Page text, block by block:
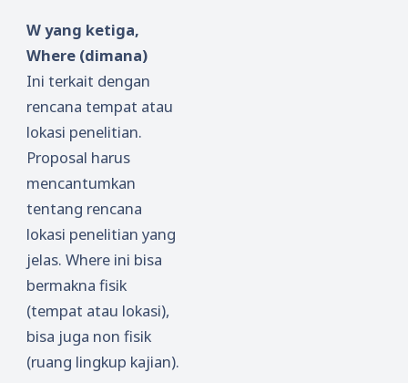
W yang ketiga,
Where (dimana)
Ini terkait dengan
rencana tempat atau
lokasi penelitian.
Proposal harus
mencantumkan
tentang rencana
lokasi penelitian yang
jelas. Where ini bisa
bermakna fisik
(tempat atau lokasi),
bisa juga non fisik
(ruang lingkup kajian).